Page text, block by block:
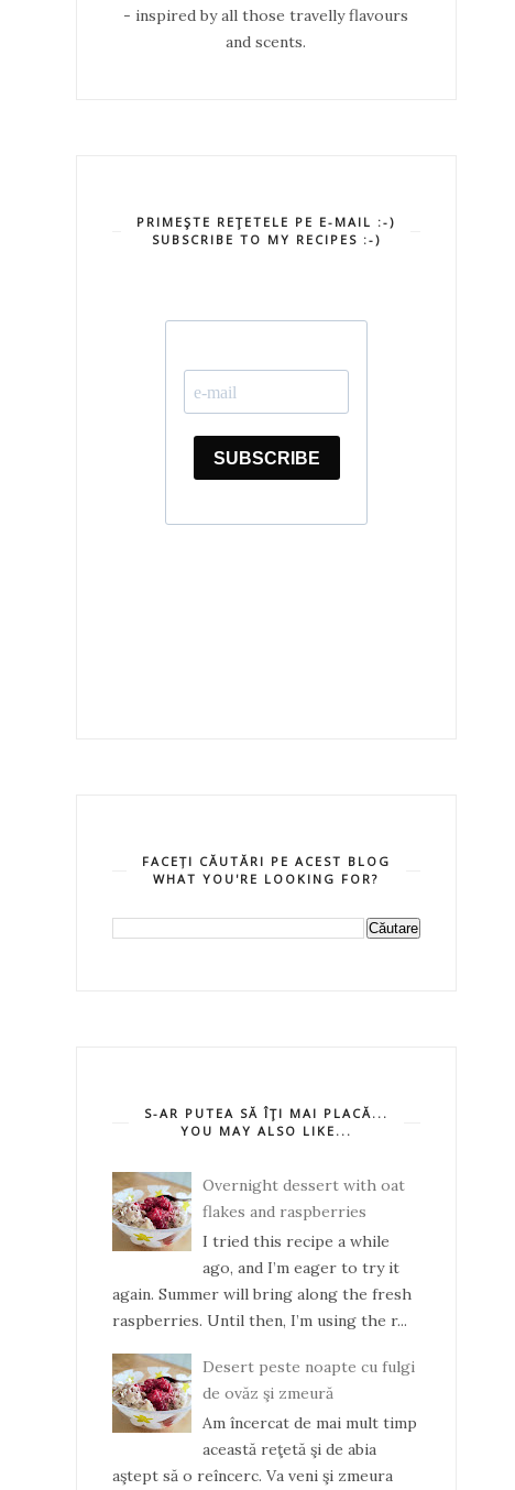
- inspired by all those travelly flavours
and scents.
PRIMEŞTE REŢETELE PE E-MAIL :-)
SUBSCRIBE TO MY RECIPES :-)
FACEȚI CĂUTĂRI PE ACEST BLOG
WHAT YOU'RE LOOKING FOR?
S-AR PUTEA SĂ ÎŢI MAI PLACĂ...
YOU MAY ALSO LIKE...
Overnight dessert with oat
flakes and raspberries
I tried this recipe a while
ago, and I’m eager to try it
again. Summer will bring along the fresh
raspberries. Until then, I’m using the r...
Desert peste noapte cu fulgi
de ovăz şi zmeură
Am încercat de mai mult timp
această reţetă şi de abia
aştept să o reîncerc. Va veni şi zmeura